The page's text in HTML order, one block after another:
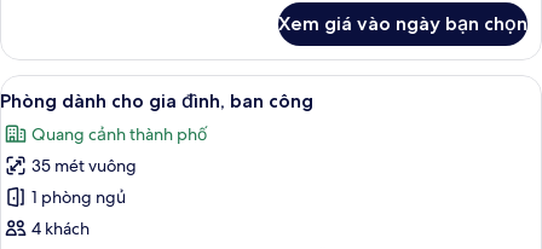
biển
cảnh
một
góc
biển
cách
cổ
điển,
1
phòng
ngủ,
ban
công,
Phòng
đôi
hoặc
giường
đơn
phong
cách
cổ
Xem giá vào ngày bạn chọn
Xem
tất
cả
ảnh
Phòng
dành
Phòng dành cho gia đình, ban công
5
Phòng dành cho gia đình, ban công
Quang cảnh thành phố
35 mét vuông
1 phòng ngủ
4 khách